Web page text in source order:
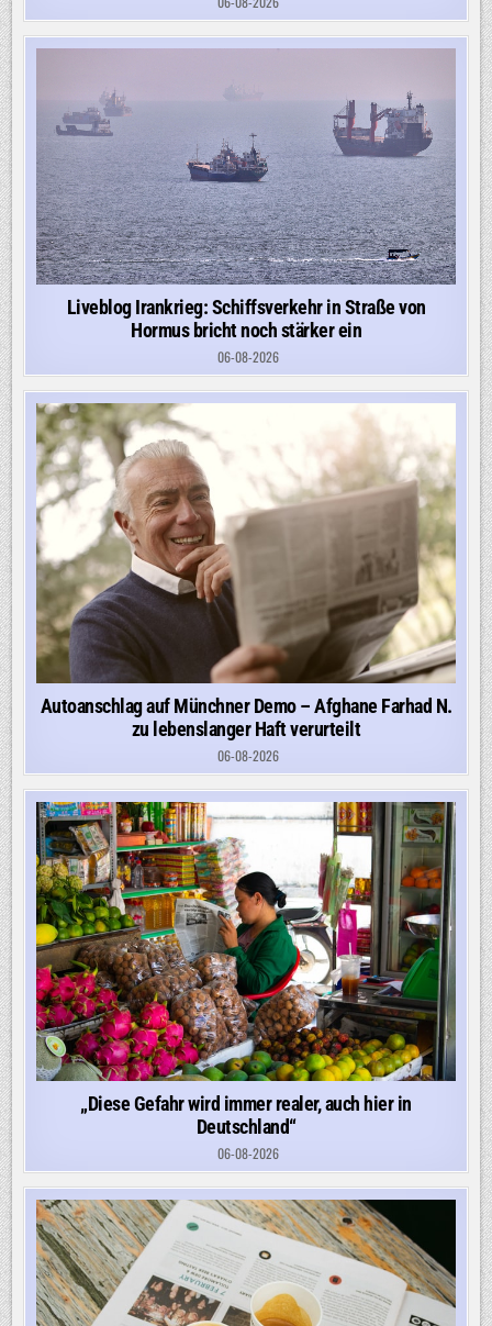
Liveblog Irankrieg: Schiffsverkehr in Straße von
Hormus bricht noch stärker ein
06-08-2026
Autoanschlag auf Münchner Demo – Afghane Farhad N.
zu lebenslanger Haft verurteilt
06-08-2026
„Diese Gefahr wird immer realer, auch hier in
Deutschland“
06-08-2026